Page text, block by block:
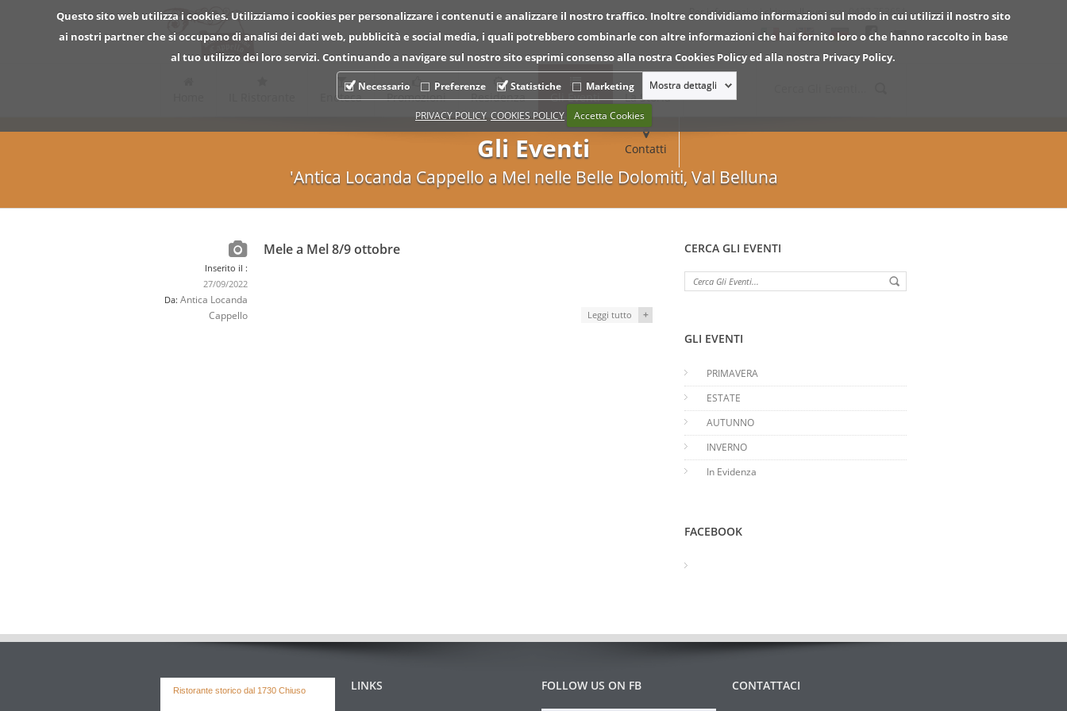
Questo sito web utilizza i cookies. Utilizziamo i cookies per personalizzare i contenuti e analizzare il nostro traffico. Inoltre condividiamo informazioni sul modo in cui utilizzi il nostro sito
ai nostri partner che si occupano di analisi dei dati web, pubblicità e social media, i quali potrebbero combinarle con altre informazioni che hai fornito loro o che hanno raccolto in base
al tuo utilizzo dei loro servizi. Continuando a navigare sul nostro sito esprimi consenso alla nostra Cookies Policy ed alla nostra Privacy Policy.
Necessario Preferenze Statistiche Marketing Mostra dettagli
PRIVACY POLICY COOKIES POLICY Accetta Cookies
Per informazioni chiama ll numero : 0437.753651
Enoteca Promozioni Residenza Gli Eventi La Storia
Contatti
Gli Eventi
'Antica Locanda Cappello a Mel nelle Belle Dolomiti, Val Belluna
Inserito il :
27/09/2022
Da: Antica Locanda
Cappello
Mele a Mel 8/9 ottobre
Leggi tutto +
CERCA GLI EVENTI
GLI EVENTI
PRIMAVERA
ESTATE
AUTUNNO
INVERNO
In Evidenza
FACEBOOK
Ristorante storico dal 1730 Chiuso LINKS FOLLOW US ON FB CONTATTACI